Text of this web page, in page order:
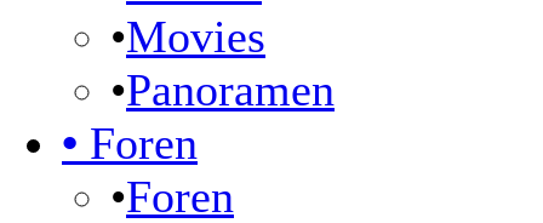
•Movies
•Panoramen
• Foren
•Foren